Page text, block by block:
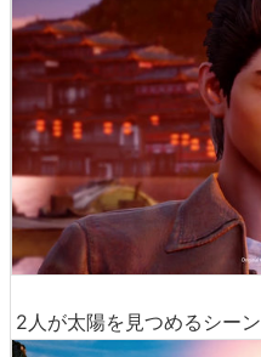
2人が太陽を見つめるシーン